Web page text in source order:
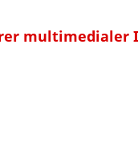
multimedialer